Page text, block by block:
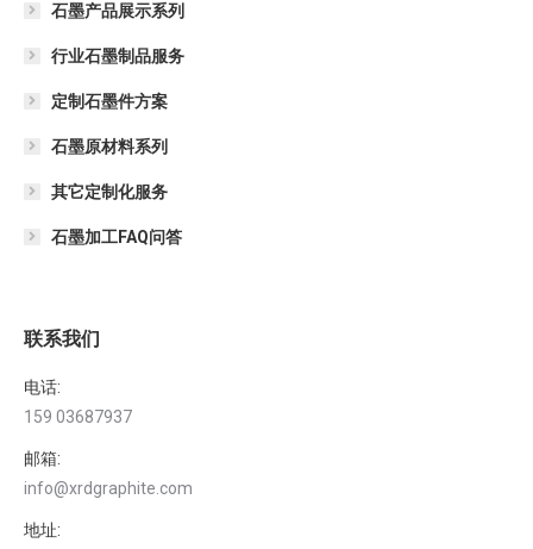
石墨产品展示系列
行业石墨制品服务
定制石墨件方案
石墨原材料系列
其它定制化服务
石墨加工FAQ问答
联系我们
电话:
159 03687937
邮箱:
info@xrdgraphite.com
地址: